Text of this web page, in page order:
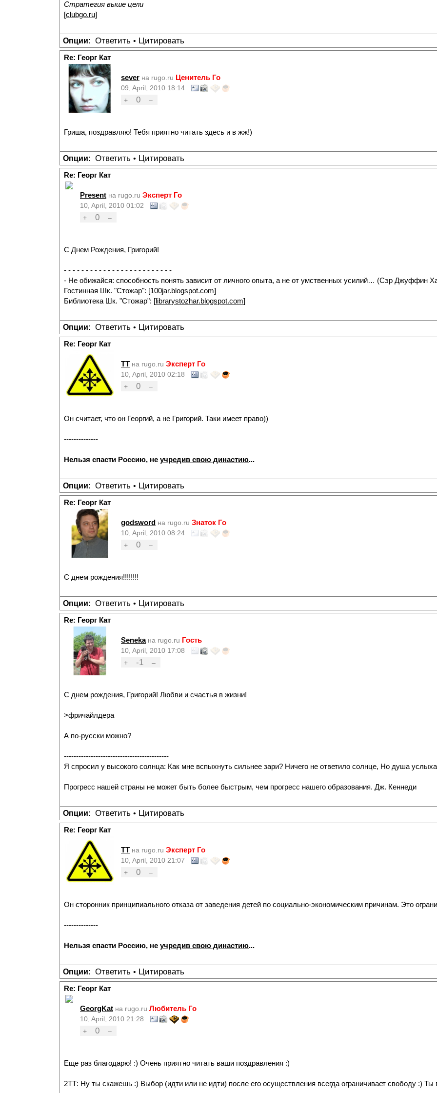
Стратегия выше цели
[clubgo.ru]
Опции: Ответить • Цитировать
Re: Георг Кат
sever на rugo.ru Ценитель Го
09, April, 2010 18:14
+
0 –
Гриша, поздравляю! Тебя приятно читать здесь и в жж!)
Опции: Ответить • Цитировать
Re: Георг Кат
Present на rugo.ru Эксперт Го
10, April, 2010 01:02
+
0 –
С Днем Рождения, Григорий!
- - - - - - - - - - - - - - - - - - - - - - - - -
- Не обижайся: способность понять зависит от личного опыта, а не от умственных усилий… (Сэр Джуффин
Гостинная Шк. "Стожар": [100jar.blogspot.com]
Библиотека Шк. "Стожар": [ librarystozhar.blogspot.com]
Опции: Ответить • Цитировать
Re: Георг Кат
TT на rugo.ru Эксперт Го
10, April, 2010 02:18
+
0 –
Он считает, что он Георгий, а не Григорий. Таки имеет право))
--------------
Нельзя спасти Россию, не учредив свою династию...
Опции: Ответить • Цитировать
Re: Георг Кат
godsword на rugo.ru Знаток Го
10, April, 2010 08:24
+
0 –
С днем рождения!!!!!!!!
Опции: Ответить • Цитировать
Re: Георг Кат
Seneka на rugo.ru Гость
10, April, 2010 17:08
+
-1 –
С днем рождения, Григорий! Любви и счастья в жизни!
>фричайлдера
А по-русски можно?
-------------------------------------------
Я спросил у высокого солнца: Как мне вспыхнуть сильнее зари? Ничего не ответило солнце, Но душа
Прогресс нашей страны не может быть более быстрым, чем прогресс нашего образования. Дж. Кеннеди
Опции: Ответить • Цитировать
Re: Георг Кат
TT на rugo.ru Эксперт Го
10, April, 2010 21:07
+
0 –
Он сторонник принципиального отказа от заведения детей по социально-экономическим причинам. Это
--------------
Нельзя спасти Россию, не учредив свою династию...
Опции: Ответить • Цитировать
Re: Георг Кат
GeorgKat на rugo.ru Любитель Го
10, April, 2010 21:28
+
0 –
Еще раз благодарю! :) Очень приятно читать ваши поздравления :)
2ТТ: Ну ты скажешь :) Выбор (идти или не идти) после его осуществления всегда ограничивает свободу :)